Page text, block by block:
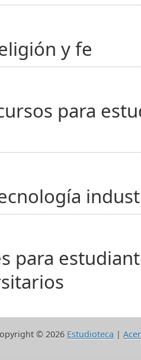
y fe
para
para
© 2026 Estudioteca |